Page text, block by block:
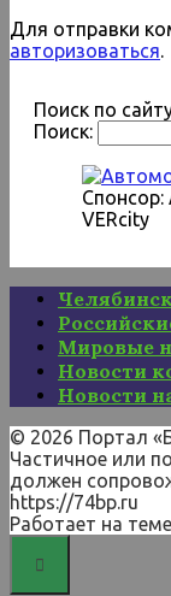
Для отправки
авторизоваться.
Поиск по
Поиск:
VERcity
Мировые
Новости
Новости
© 2026 Портал
Частичное или
должен
https://74bp.ru
Работает на теме